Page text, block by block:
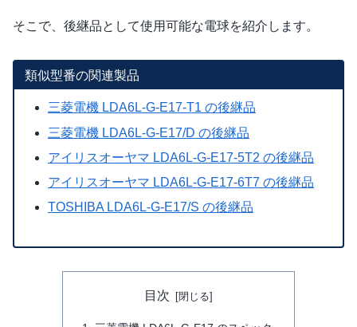
そこで、後継品として使用可能な電球を紹介します。
類似型番の関連製品
三菱電機 LDA6L-G-E17-T1 の後継品
三菱電機 LDA6L-G-E17/D の後継品
アイリスオーヤマ LDA6L-G-E17-5T2 の後継品
アイリスオーヤマ LDA6L-G-E17-6T7 の後継品
TOSHIBA LDA6L-G-E17/S の後継品
目次